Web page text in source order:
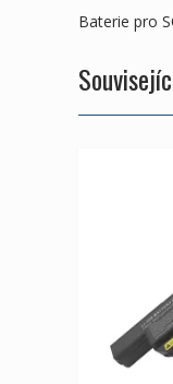
Baterie pro